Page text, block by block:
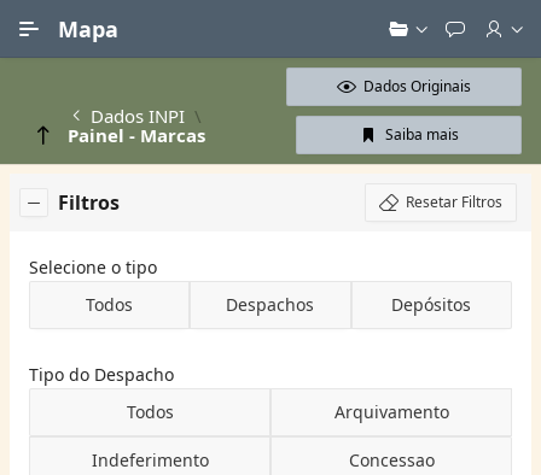
Mapa
Dados INPI
Painel - Marcas
Dados Originais
Saiba mais
Filtros Resetar Filtros
Selecione o tipo
Todos
Despachos Depósitos
Tipo do Despacho
Todos
Arquivamento
Indeferimento Concessao